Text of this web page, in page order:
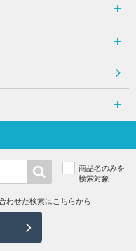
商品名のみを
検索対象
わせた検索はこちらから